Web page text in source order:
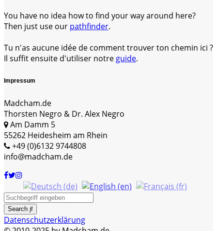
You have no idea how to find your way around here?
Then just use our pathfinder.
Tu n'as aucune idée de comment trouver ton chemin ici ?
Il suffit ensuite d'utiliser notre guide.
Impressum
Madcham.de
Thorsten Negro & Dr. Alex Negro
Am Damm 5
55262 Heidesheim am Rhein
+49 (0)6132 9744808
info@madcham.de
Search
Datenschutzerklärung